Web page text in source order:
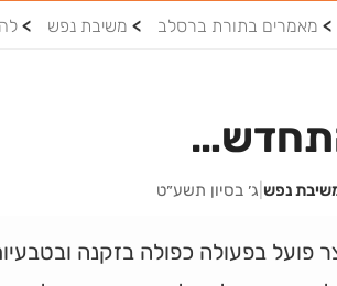
> מאמרים בתורת ברסלב > משיבת נפש >
נפש ג׳ בסיון תשע״ט
פועל בפעולה כפולה בזקנה